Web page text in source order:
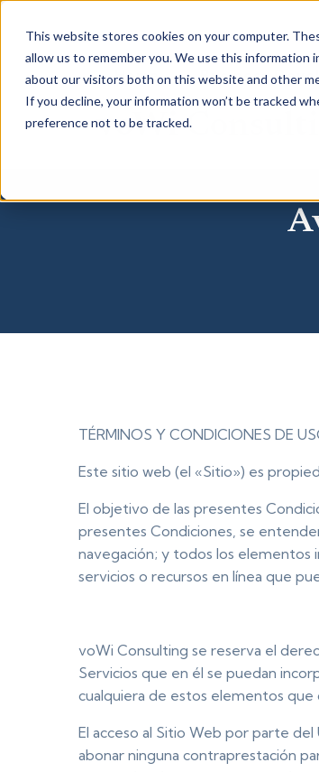
This website stores cookies on your computer.
allow us to remember you. We use this information
about our visitors both on this website and other
If you decline, your information won’t be tracked
preference not to be tracked.
Home Business
voWi
TÉRMINOS Y CONDICIONES DE
Este sitio web (el «Sitio») es
El objetivo de las presentes
presentes Condiciones, se
navegación; y todos los elementos
servicios o recursos en línea que
voWi Consulting se reserva el
Servicios que en él se puedan
cualquiera de estos elementos que
El acceso al Sitio Web por parte
abonar ninguna contraprestación